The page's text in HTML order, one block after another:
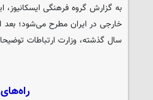
به گزارش گروه فرهنگیایسکانیوز،
خارجی در ایران مطرح می‌شود؛
سال گذشته، وزارت ارتباطات